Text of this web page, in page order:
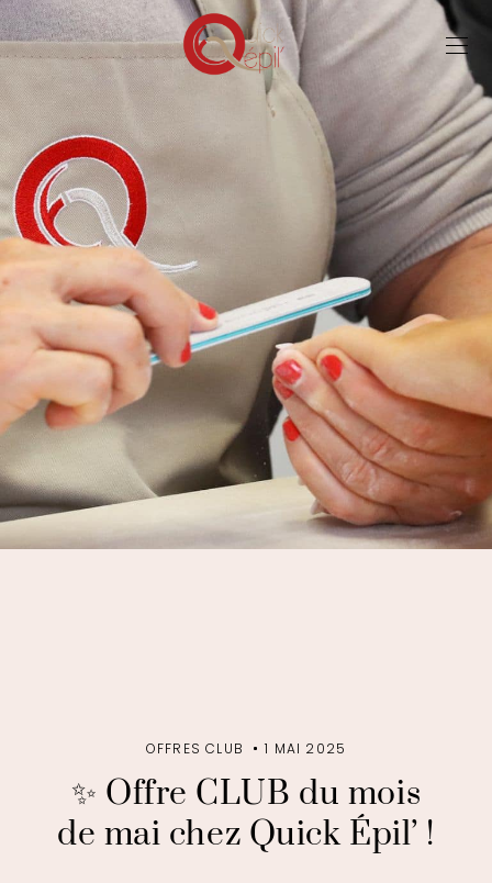
OFFRES CLUB 1 MAI 2025
✨ Offre CLUB du mois
de mai chez Quick Épil’ !